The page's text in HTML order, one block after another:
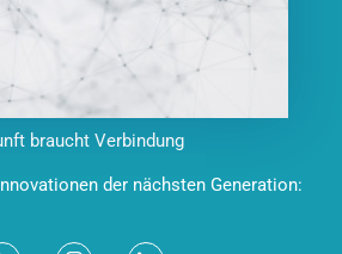
braucht Verbindung
der nächsten Generation: